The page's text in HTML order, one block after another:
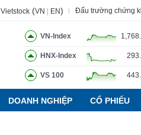
Vietstock (VN EN) Đấu trường chứng
VN-Index
HNX-Index
VS 100
DOANH NGHIỆP CỔ PHIẾU
Mã chứng khoán Lãnh đạo